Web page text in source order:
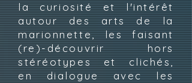
la curiosité et l'intérêt
autour des arts de la
marionnette, les faisant
(re)-découvrir hors
stéréotypes et clichés,
en dialogue avec les